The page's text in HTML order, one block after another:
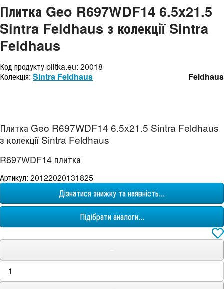
Плитка Geo R697WDF14 6.5x21.5
Sintra Feldhaus з колекції Sintra
Feldhaus
Код продукту plitka.eu: 20018
Колекція: Sintra Feldhaus Feldhaus
Плитка Geo R697WDF14 6.5x21.5 Sintra Feldhaus
з колекції Sintra Feldhaus
R697WDF14 плитка
Артикул: 20122020131825
Дізнатися знижку та наявність...
Підібрати аналоги...